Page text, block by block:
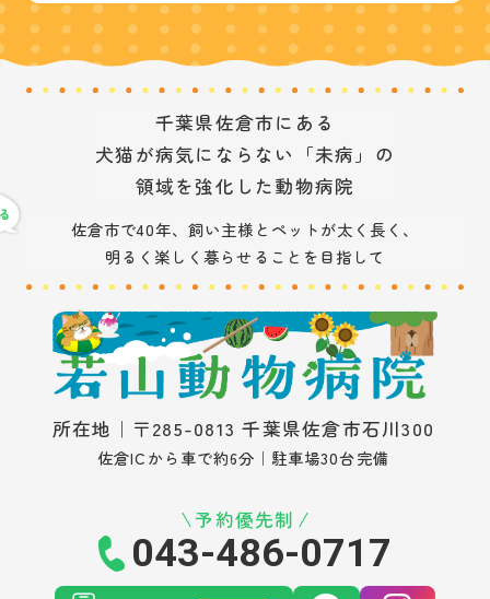
千葉県佐倉市にある
犬猫が病気にならない「未病」の
領域を強化した動物病院
佐倉市で40年、飼い主様とペットが太く長く、
明るく楽しく暮らせることを目指して
所在地｜〒285-0813 千葉県佐倉市石川300
佐倉ICから車で約6分｜駐車場30台完備
予約優先制
043-486-0717